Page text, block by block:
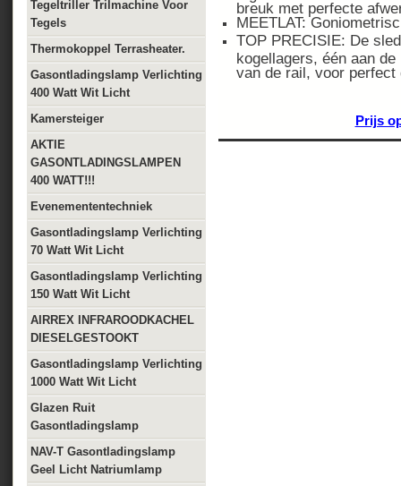
Tegeltriller Trilmachine Voor
Tegels
Thermokoppel Terrasheater.
Gasontladingslamp Verlichting
400 Watt Wit Licht
Kamersteiger
AKTIE
GASONTLADINGSLAMPEN
400 WATT!!!
Evenemententechniek
Gasontladingslamp Verlichting
70 Watt Wit Licht
Gasontladingslamp Verlichting
150 Watt Wit Licht
AIRREX INFRAROODKACHEL
DIESELGESTOOKT
Gasontladingslamp Verlichting
1000 Watt Wit Licht
Glazen Ruit
Gasontladingslamp
NAV-T Gasontladingslamp
Geel Licht Natriumlamp
breuk met perfecte
MEETLAT:
TOP PRECISIE: De
kogellagers, één aan
van de rail, voor perfect
Prijs